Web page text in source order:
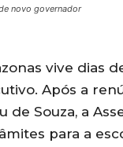
novo governador
vive dias
Após a
Souza, a
para a